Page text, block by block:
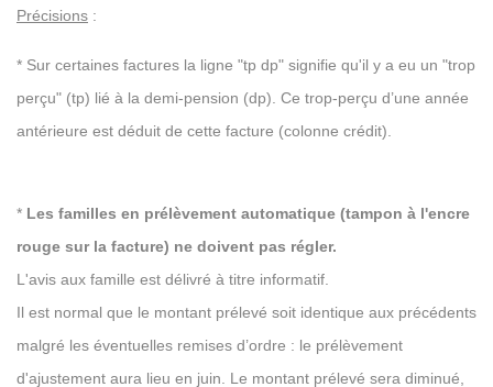
Précisions :
* Sur certaines factures la ligne "tp dp" signifie qu'il y a eu un "trop
perçu" (tp) lié à la demi-pension (dp). Ce trop-perçu d’une année
antérieure est déduit de cette facture (colonne crédit).
* Les familles en prélèvement automatique (tampon à l'encre
rouge sur la facture) ne doivent pas régler.
L'avis aux famille est délivré à titre informatif.
Il est normal que le montant prélevé soit identique aux précédents
malgré les éventuelles remises d’ordre : le prélèvement
d'ajustement aura lieu en juin. Le montant prélevé sera diminué,